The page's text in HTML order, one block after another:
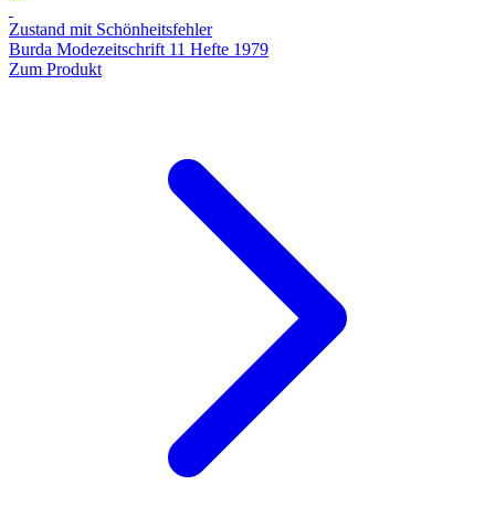
Zustand mit Schönheitsfehler
Burda Modezeitschrift 11 Hefte 1979
Zum Produkt